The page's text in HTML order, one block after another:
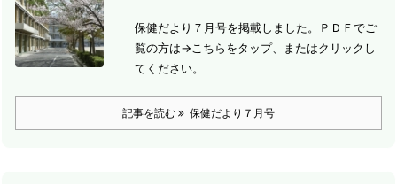
保健だより７月号を掲載しました。
ＰＤＦでご
覧の方は→こちらをタップ、またはクリックし
てください。
記事を読む 保健だより７月号